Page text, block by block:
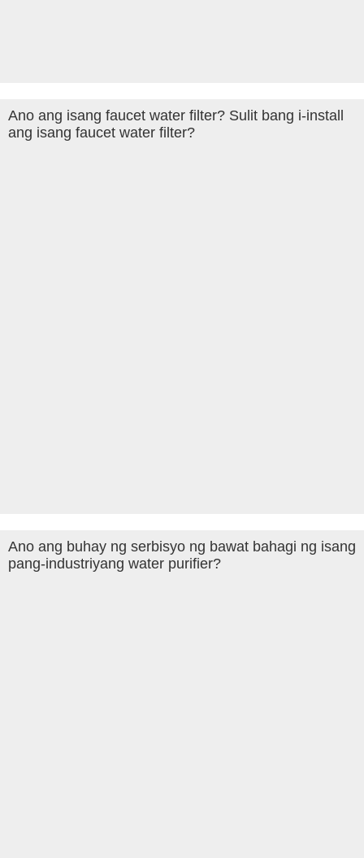
Ano ang isang faucet water filter? Sulit bang i-install
ang isang faucet water filter?
Ano ang buhay ng serbisyo ng bawat bahagi ng isang
pang-industriyang water purifier?